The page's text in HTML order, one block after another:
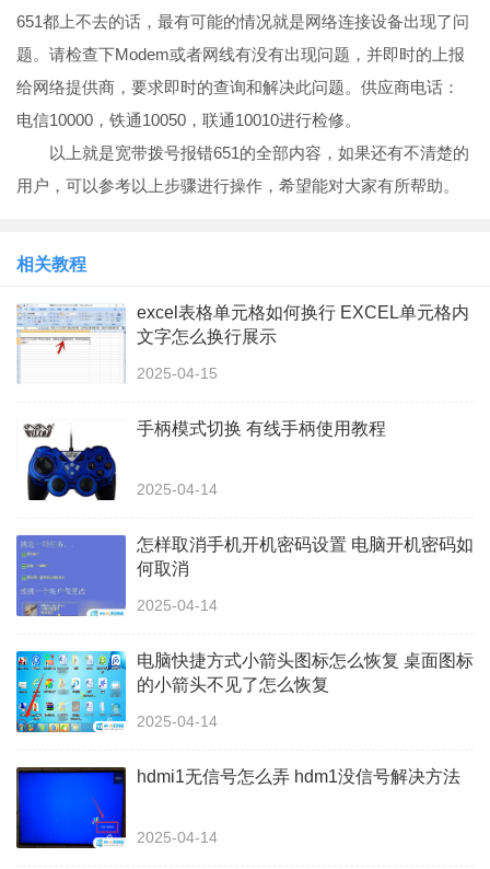
651都上不去的话，最有可能的情况就是网络连接设备出现了问
题。请检查下Modem或者网线有没有出现问题，并即时的上报
给网络提供商，要求即时的查询和解决此问题。供应商电话：
电信10000，铁通10050，联通10010进行检修。
以上就是宽带拨号报错651的全部内容，如果还有不清楚的
用户，可以参考以上步骤进行操作，希望能对大家有所帮助。
相关教程
excel表格单元格如何换行 EXCEL单元格内
文字怎么换行展示
2025-04-15
手柄模式切换 有线手柄使用教程
2025-04-14
怎样取消手机开机密码设置 电脑开机密码如
何取消
2025-04-14
电脑快捷方式小箭头图标怎么恢复 桌面图标
的小箭头不见了怎么恢复
2025-04-14
hdmi1无信号怎么弄 hdm1没信号解决方法
2025-04-14